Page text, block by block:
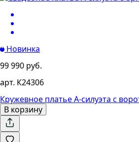
Новинка
99 990 руб.
арт. К24306
Кружевное платье А-силуэта с
В корзину